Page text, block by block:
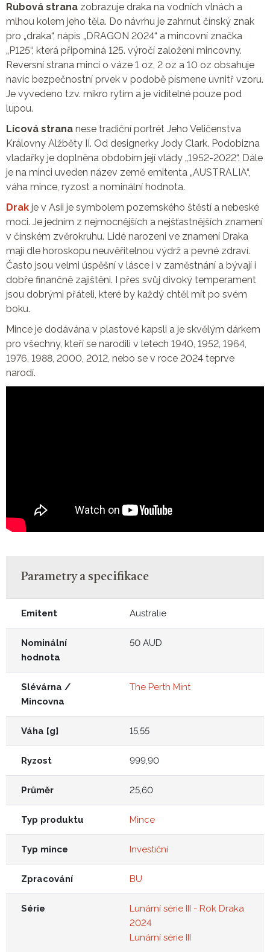
Rubová strana zobrazuje draka na vodních vlnách a
mlhou kolem jeho těla. Do návrhu je zahrnut čínský znak
pro „draka“, nápis „DRAGON 2024“ a mincovní značka
„P125“, která připomíná 125. výročí založení mincovny.
Reversní strana mincí o váze 1 oz, 2 oz a 10 oz obsahuje
navíc bezpečnostní prvek v podobě písmene uvnitř vzoru.
Je vyvedeno tzv. mikro rytím a je viditelné pouze pod
lupou.
Lícová strana nese tradiční portrét Jeho Veličenstva
Královny Alžběty II. Od designerky Jody Clark. Podobizna
vladařky je doplněna obdobím její vlády „1952-2022“. Dále
je na minci uveden název země emitenta „AUSTRALIA“,
váha mince, ryzost a nominální hodnota.
Drak je v Asii je symbolem pozemského štěstí a nebeské
moci. Je jedním z nejmocnějších a nejšťastnějších znamení
v čínském zvěrokruhu. Lidé narozeni ve znamení Draka
mají dle horoskopu neuvěřitelnou výdrž a pevné zdraví.
Často jsou velmi úspěšní v lásce i v zaměstnání a bývají i
dobře finančně zajištěni. I přes svůj divoký temperament
jsou dobrými přáteli, které by každý chtěl mít po svém
boku.
Mince je dodávána v plastové kapsli a je skvělým dárkem
pro všechny, kteří se narodili v letech 1940, 1952, 1964,
1976, 1988, 2000, 2012, nebo se v roce 2024 teprve
narodí.
Parametry a specifikace
Emitent Australie
Nominální
hodnota
50 AUD
Slévárna /
Mincovna
The Perth Mint
Váha [g] 15,55
Ryzost 999,90
Průměr 25,60
Typ produktu Mince
Typ mince Investiční
Zpracování BU
Série
Lunární série III - Rok Draka
2024
Lunární série III